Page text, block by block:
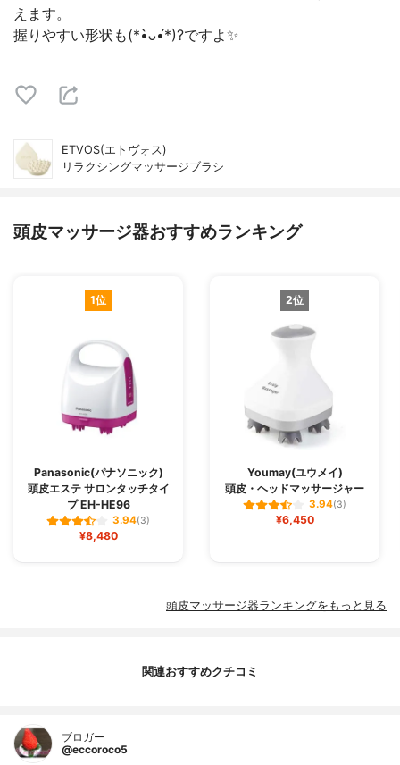
えます。
握りやすい形状も(*•̀ᴗ•́*)?ですよ✨
ETVOS(エトヴォス)
リラクシングマッサージブラシ
頭皮マッサージ器おすすめランキング
1位
Panasonic(パナソニック)
頭皮エステ サロンタッチタイ
プ EH-HE96
3.94(3)
¥8,480
2位
Youmay(ユウメイ)
頭皮・ヘッドマッサージャー
3.94(3)
¥6,450
頭皮マッサージ器ランキングをもっと見る
関連おすすめクチコミ
ブロガー
@eccoroco5